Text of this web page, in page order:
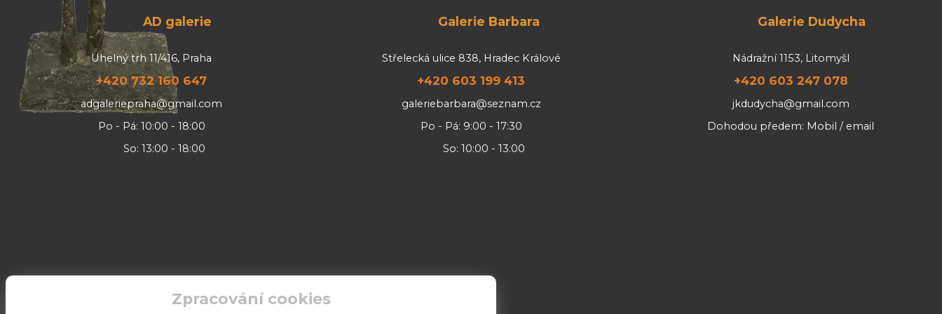
AD galerie
Uhelný trh 11/416, Praha
+420 732 160 647
adgaleriepraha@gmail.com
Po - Pá: 10:00 - 18:00
So: 13:00 - 18:00
Galerie Barbara
Střelecká ulice 838, Hradec Králové
+420 603 199 413
galeriebarbara@seznam.cz
Po - Pá: 9:00 - 17:30
So: 10:00 - 13:00
Galerie Dudycha
Nádražní 1153, Litomyšl
+420 603 247 078
jkdudycha@gmail.com
Dohodou předem: Mobil / email
Zpracování cookies